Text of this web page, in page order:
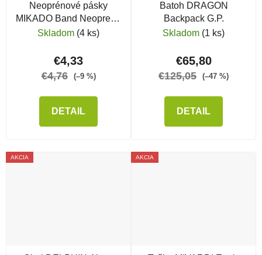
Neoprénové pásky
MIKADO Band Neoprene
For Rods, 20x3cm, 2ks
Skladom (4 ks)
€4,33
€4,76 (–9 %)
DETAIL
Batoh DRAGON
Backpack G.P.
Skladom (1 ks)
€65,80
€125,05 (–47 %)
DETAIL
AKCIA AKCIA